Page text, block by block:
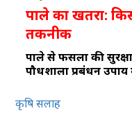
पाले का खतरा:
तकनीक
पाले से फसलों की
पौधशाला प्रबंधन उपाय
कृषि सलाह